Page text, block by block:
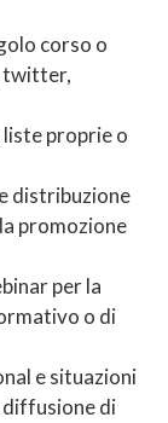
corso o
twitter,
proprie o
distribuzione
promozione
per la
o di
e situazioni
diffusione di